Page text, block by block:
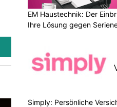
EM Haustechnik: Der
Ihre Lösung gegen
Simply: Persönliche